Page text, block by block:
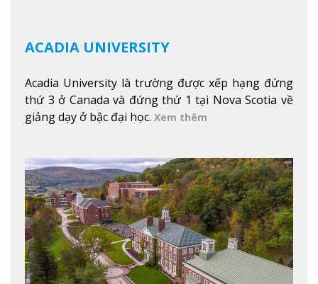
ACADIA UNIVERSITY
Acadia University là trường được xếp hạng đứng
thứ 3 ở Canada và đứng thứ 1 tại Nova Scotia về
giảng dạy ở bậc đại học. Xem thêm